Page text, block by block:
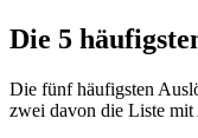
Die 5
Die fünf häufigsten
zwei davon die Liste mit